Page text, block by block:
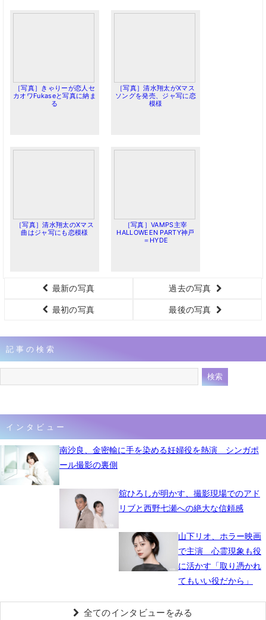
［写真］きゃりーが恋人セ
カオワFukaseと写真に納ま
る
［写真］清水翔太がXマス
ソングを発売、ジャ写に恋
模様
［写真］清水翔太のXマス
曲はジャ写にも恋模様
［写真］VAMPS主宰
HALLOWEEN PARTY神戸
＝HYDE
最新の写真 過去の写真
最初の写真 最後の写真
記事の検索
インタビュー
南沙良、金密輸に手を染める妊婦役を熱演 シンガポ
ール撮影の裏側
舘ひろしが明かす、撮影現場でのアド
リブと西野七瀬への絶大な信頼感
山下リオ、ホラー映画
で主演 心霊現象も役
に活かす「取り憑かれ
てもいい役だから」
全てのインタビューをみる